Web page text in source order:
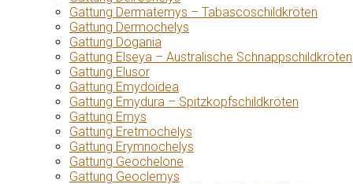
Gattung Dermatemys – Tabascoschildkröten
Gattung Dermochelys
Gattung Dogania
Gattung Elseya – Australische Schnappschildkröten
Gattung Elusor
Gattung Emydoidea
Gattung Emydura – Spitzkopfschildkröten
Gattung Emys
Gattung Eretmochelys
Gattung Erymnochelys
Gattung Geochelone
Gattung Geoclemys